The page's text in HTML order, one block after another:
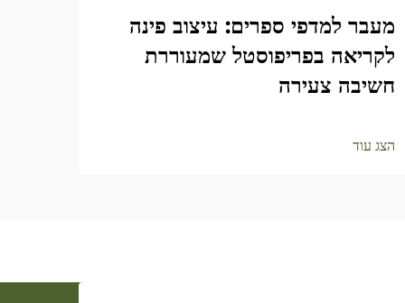
מעבר למדפי ספרים: עיצוב פינה
לקריאה בפריפוסטל שמעוררת
חשיבה צעירה
הצג עוד